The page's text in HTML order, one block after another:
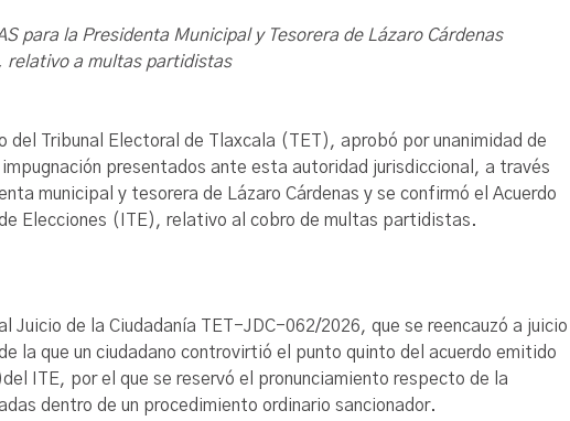
para la Presidenta Municipal y Tesorera de Lázaro Cárdenas
relativo a multas partidistas
del Tribunal Electoral de Tlaxcala (TET), aprobó por unanimidad de
presentados ante esta autoridad jurisdiccional, a través
municipal y tesorera de Lázaro Cárdenas y se confirmó el Acuerdo
Elecciones (ITE), relativo al cobro de multas partidistas.
Juicio de la Ciudadanía TET-JDC-062/2026, que se reencauzó a juicio
la que un ciudadano controvirtió el punto quinto del acuerdo emitido
ITE, por el que se reservó el pronunciamiento respecto de la
dentro de un procedimiento ordinario sancionador.